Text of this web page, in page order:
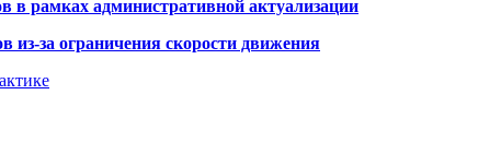
в рамках административной актуализации
из-за ограничения скорости движения